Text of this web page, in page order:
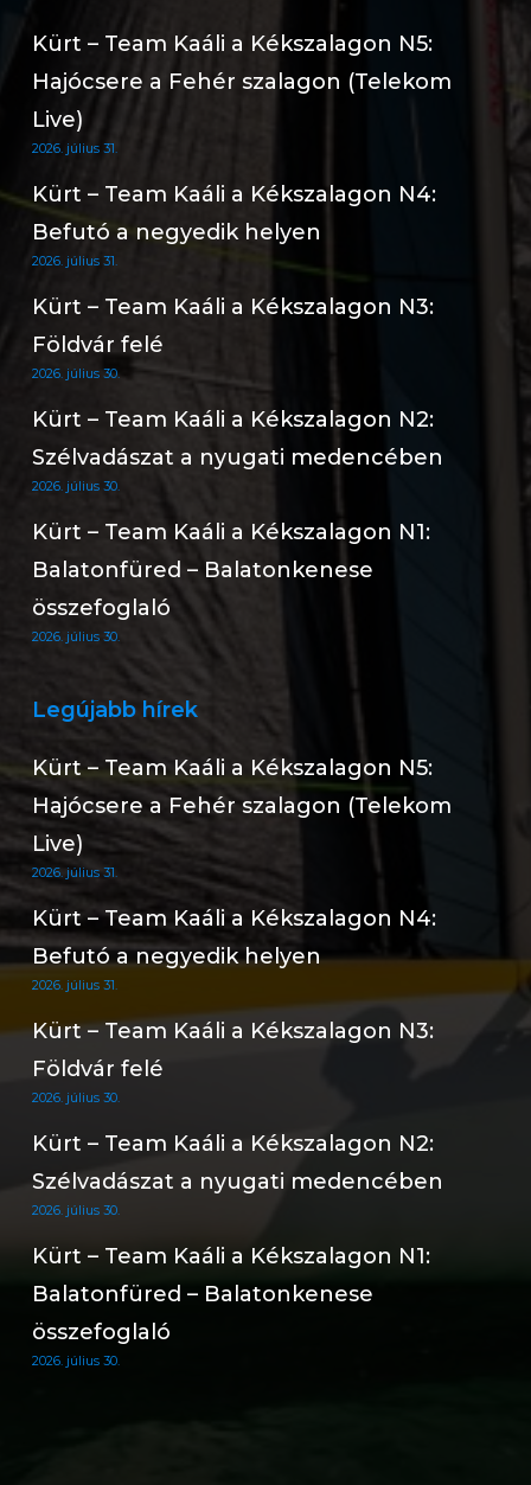
Kürt – Team Kaáli a Kékszalagon N5:
Hajócsere a Fehér szalagon (Telekom
Live)
2026. július 31.
Kürt – Team Kaáli a Kékszalagon N4:
Befutó a negyedik helyen
2026. július 31.
Kürt – Team Kaáli a Kékszalagon N3:
Földvár felé
2026. július 30.
Kürt – Team Kaáli a Kékszalagon N2:
Szélvadászat a nyugati medencében
2026. július 30.
Kürt – Team Kaáli a Kékszalagon N1:
Balatonfüred – Balatonkenese
összefoglaló
2026. július 30.
Legújabb hírek
Kürt – Team Kaáli a Kékszalagon N5:
Hajócsere a Fehér szalagon (Telekom
Live)
2026. július 31.
Kürt – Team Kaáli a Kékszalagon N4:
Befutó a negyedik helyen
2026. július 31.
Kürt – Team Kaáli a Kékszalagon N3:
Földvár felé
2026. július 30.
Kürt – Team Kaáli a Kékszalagon N2:
Szélvadászat a nyugati medencében
2026. július 30.
Kürt – Team Kaáli a Kékszalagon N1:
Balatonfüred – Balatonkenese
összefoglaló
2026. július 30.